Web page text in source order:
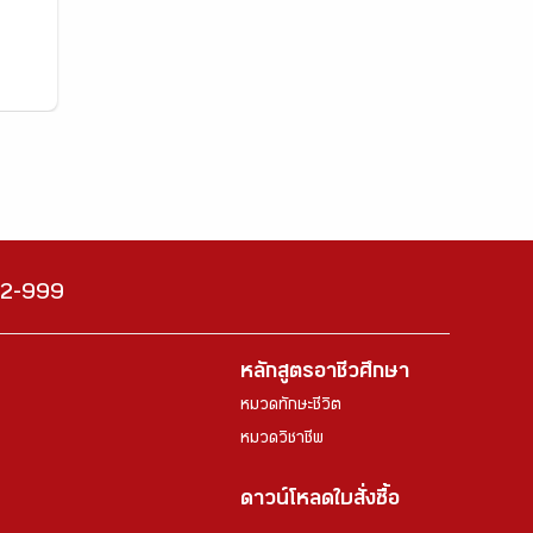
999
หลักสูตรอาชีวศึกษา
หมวดทักษะชีวิต
หมวดวิชาชีพ
ดาวน์โหลดใบสั่งซื้อ